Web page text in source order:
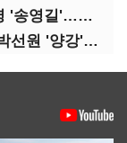
(정기여론조사)③2순위, 10명 중 4명 '송영길'…정청래 '한 자릿수'
(정기여론조사)④최고위원 최민희·박선원 '양강'…서미화·이성윤·임미애 뒤이어